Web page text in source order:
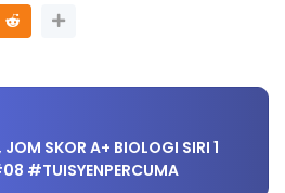
SKOR A+ BIOLOGI SIRI 1
#TUISYENPERCUMA